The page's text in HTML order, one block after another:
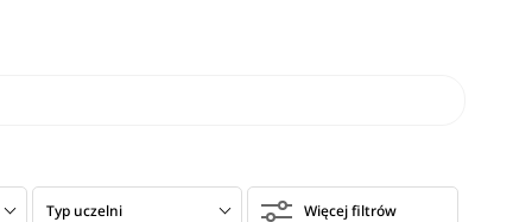
Typ uczelni Więcej filtrów